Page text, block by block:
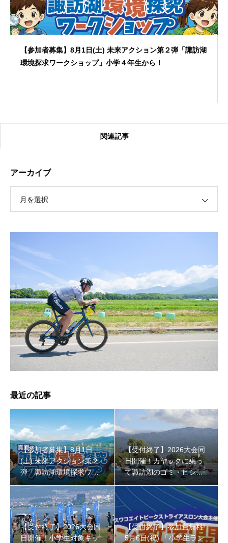
【参加者募集】8月1日(土) 未来アクション第２弾「諏訪湖
環境探求ワークショップ」小学４年生から！
【受付終了】2026大会同日開催！カヤックに乗って諏訪
【受付終了】2026大会同日開催！小学生対象キッズ・ラ
【受付終了】参加費無料! 5月6日(祝) 「小学生ラン教室」
関連記事
アーカイブ
月を選択
最近の記事
【参加者募集】8月1日
(土) 未来アクション第２
弾「諏訪湖環境探求ワー
クショップ」小学４年生
から！
【受付終了】2026大会同
日開催！カヤックに乗っ
て諏訪湖のゴミ・ヒシを
回収しよう！
【受付終了】2026大会同
日開催！小学生対象キッ
【受付終了】参加費無料!
5月6日(祝) 「小学生ラン